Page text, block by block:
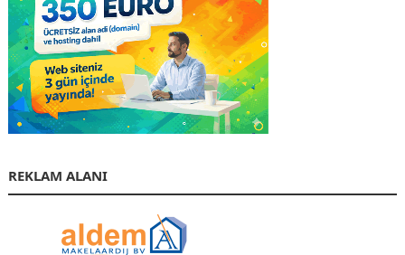
REKLAM ALANI